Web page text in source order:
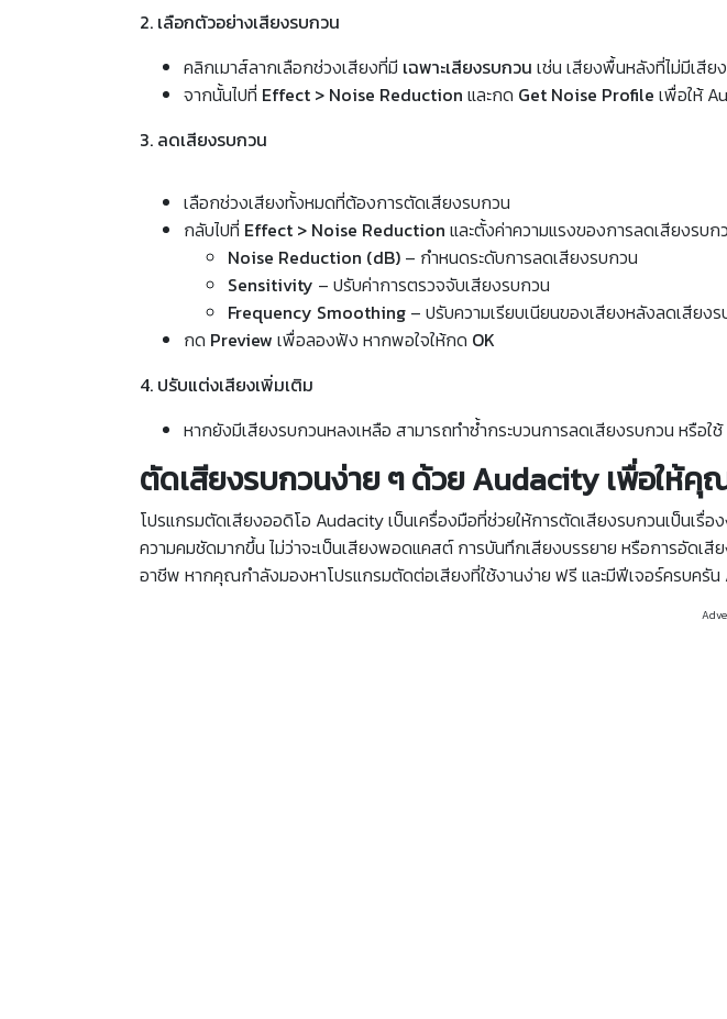
2. เลือกตัวอย่างเสียงรบกวน
คลิกเมาส์ลากเลือกช่วงเสียงที่มี เฉพาะเสียงรบกวน เช่น เสียงพื้นหลังที่ไม่มีเสีย
จากนั้นไปที่ Effect > Noise Reduction และกด Get Noise Profile เพื่อให้
3. ลดเสียงรบกวน
เลือกช่วงเสียงทั้งหมดที่ต้องการตัดเสียงรบกวน
กลับไปที่ Effect > Noise Reduction และตั้งค่าความแรงของการลดเสียงรบ
Noise Reduction (dB) – กำหนดระดับการลดเสียงรบกวน
Sensitivity – ปรับค่าการตรวจจับเสียงรบกวน
Frequency Smoothing – ปรับความเรียบเนียนของเสียงหลังลดเสียง
กด Preview เพื่อลองฟัง หากพอใจให้กด OK
4. ปรับแต่งเสียงเพิ่มเติม
หากยังมีเสียงรบกวนหลงเหลือ สามารถทำซ้ำกระบวนการลดเสียงรบกวน หรือใช้
ตัดเสียงรบกวนง่าย ๆ ด้วย Audacity เพื่อให้
โปรแกรมตัดเสียงออดิโอ Audacity เป็นเครื่องมือที่ช่วยให้การตัดเสียงรบกวนเป็นเรื่อ
ความคมชัดมากขึ้น ไม่ว่าจะเป็นเสียงพอดแคสต์ การบันทึกเสียงบรรยาย หรือการอัด
อาชีพ หากคุณกำลังมองหาโปรแกรมตัดต่อเสียงที่ใช้งานง่าย ฟรี และมีฟีเจอร์ครบครั